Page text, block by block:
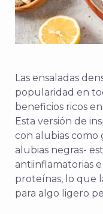
Las ensaladas
popularidad en
beneficios ricos
Esta versión de
con alubias como
alubias negras-
antiinflamatorias
proteínas, lo que
para algo ligero